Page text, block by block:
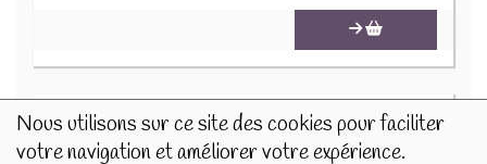
Nous utilisons sur ce site des cookies pour faciliter
votre navigation et améliorer votre expérience.